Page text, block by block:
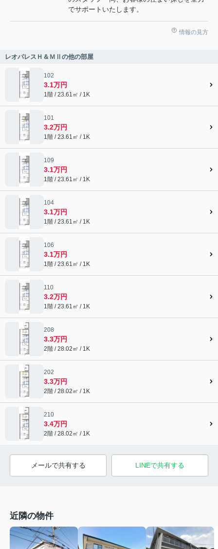
でサポートいたします。
情報の見方
レオパレスＨ＆ＭⅡの他の部屋
102
3.1万円
1階 / 23.61㎡ / 1K
101
3.2万円
1階 / 23.61㎡ / 1K
109
3.1万円
1階 / 23.61㎡ / 1K
104
3.1万円
1階 / 23.61㎡ / 1K
106
3.1万円
1階 / 23.61㎡ / 1K
110
3.2万円
1階 / 23.61㎡ / 1K
208
3.3万円
2階 / 28.02㎡ / 1K
202
3.3万円
2階 / 28.02㎡ / 1K
210
3.4万円
2階 / 28.02㎡ / 1K
メールで共有する LINEで共有する
近隣の物件